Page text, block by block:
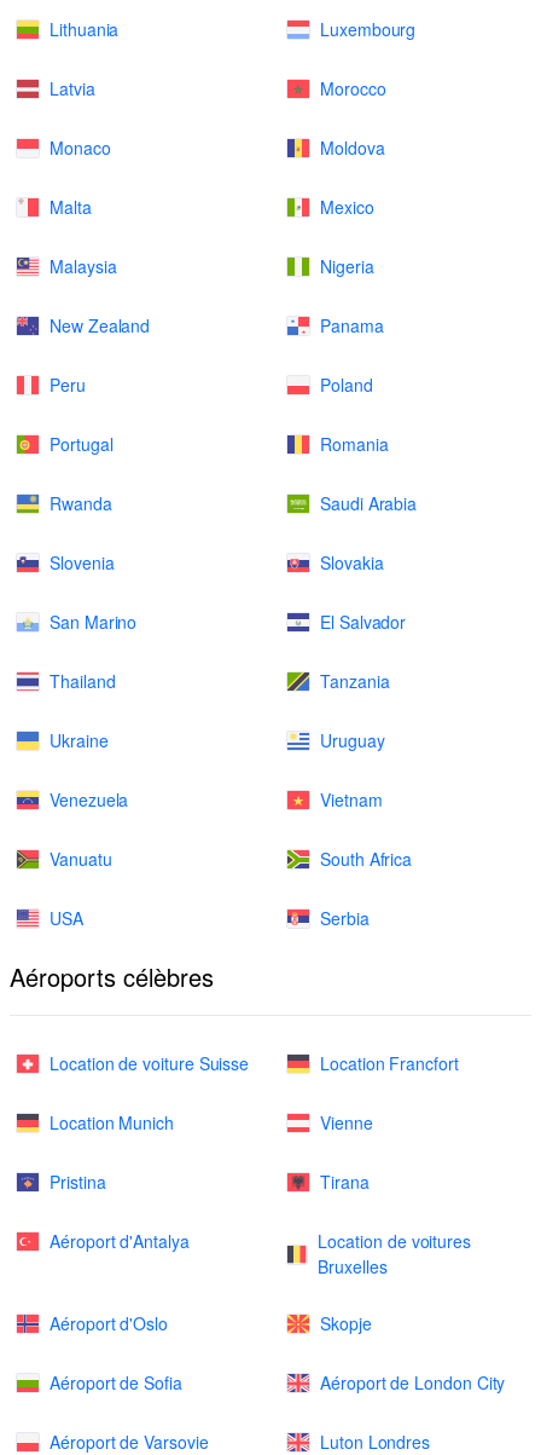
Lithuania Luxembourg
Latvia Morocco
Monaco Moldova
Malta Mexico
Malaysia Nigeria
New Zealand Panama
Peru Poland
Portugal Romania
Rwanda Saudi Arabia
Slovenia Slovakia
San Marino El Salvador
Thailand Tanzania
Ukraine Uruguay
Venezuela Vietnam
Vanuatu South Africa
USA Serbia
Aéroports célèbres
Location de voiture Suisse Location Francfort
Location Munich Vienne
Pristina Tirana
Aéroport d'Antalya
Location de voitures
Bruxelles
Aéroport d'Oslo Skopje
Aéroport de Sofia Aéroport de London City
Aéroport de Varsovie Luton Londres